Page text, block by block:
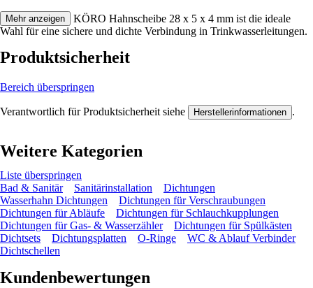
Festgezurrt: Die KÖRO Hahnscheibe 28 x 5 x 4 mm ist die ideale
Wahl für eine sichere und dichte Verbindung in Trinkwasserleitungen.
Mehr anzeigen
Produktsicherheit
Bereich überspringen
Verantwortlich für Produktsicherheit siehe Herstellerinformationen .
Weitere Kategorien
Liste überspringen
Bad & Sanitär
Sanitärinstallation
Dichtungen
Wasserhahn Dichtungen
Dichtungen für Verschraubungen
Dichtungen für Abläufe
Dichtungen für Schlauchkupplungen
Dichtungen für Gas- & Wasserzähler
Dichtungen für Spülkästen
Dichtsets
Dichtungsplatten O-Ringe
WC & Ablauf Verbinder
Dichtschellen
Kundenbewertungen